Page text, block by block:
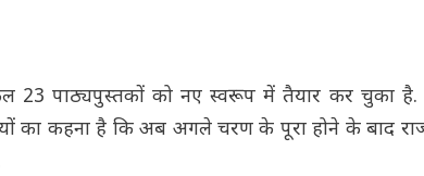
23 पाठ्यपुस्तकों को नए स्वरूप में तैयार कर चुका
का कहना है कि अब अगले चरण के पूरा होने के बाद